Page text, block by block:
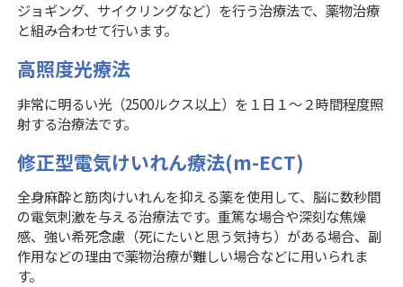
ジョギング、サイクリングなど）を行う治療法で、薬物治療
と組み合わせて行います。
高照度光療法
非常に明るい光（2500ルクス以上）を１日１〜２時間程度照
射する治療法です。
修正型電気けいれん療法(m-ECT)
全身麻酔と筋肉けいれんを抑える薬を使用して、脳に数秒間
の電気刺激を与える治療法です。重篤な場合や深刻な焦燥
感、強い希死念慮（死にたいと思う気持ち）がある場合、副
作用などの理由で薬物治療が難しい場合などに用いられま
す。